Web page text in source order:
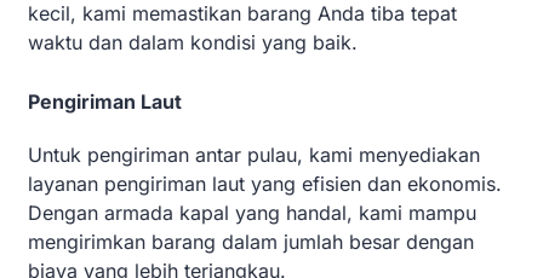
kecil, kami memastikan barang Anda tiba tepat
waktu dan dalam kondisi yang baik.
Pengiriman Laut
Untuk pengiriman antar pulau, kami menyediakan
layanan pengiriman laut yang efisien dan ekonomis.
Dengan armada kapal yang handal, kami mampu
mengirimkan barang dalam jumlah besar dengan
biaya yang lebih terjangkau.